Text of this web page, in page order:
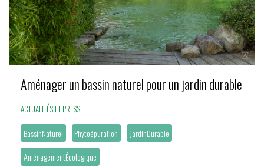
Aménager un bassin naturel pour un jardin durable
ACTUALITÉS ET PRESSE
BassinNaturel Phytoépuration
JardinDurable
AménagementÉcologique